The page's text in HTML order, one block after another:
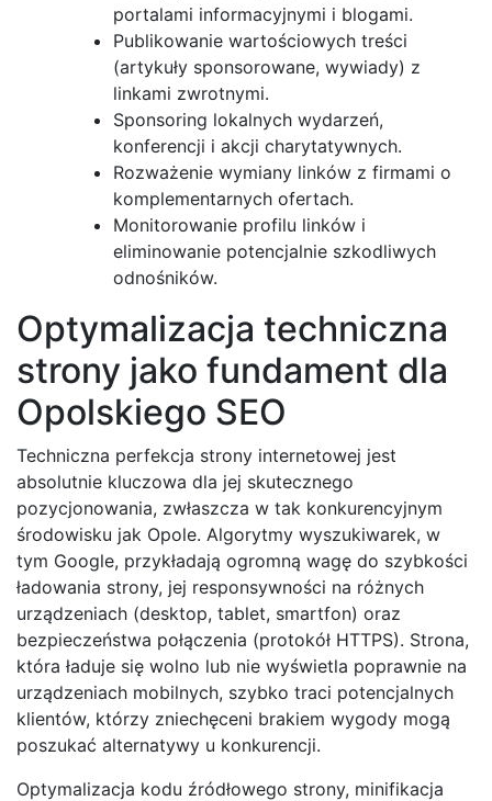
portalami informacyjnymi i blogami.
Publikowanie wartościowych treści
(artykuły sponsorowane, wywiady) z
linkami zwrotnymi.
Sponsoring lokalnych wydarzeń,
konferencji i akcji charytatywnych.
Rozważenie wymiany linków z firmami o
komplementarnych ofertach.
Monitorowanie profilu linków i
eliminowanie potencjalnie szkodliwych
odnośników.
Optymalizacja techniczna
strony jako fundament dla
Opolskiego SEO
Techniczna perfekcja strony internetowej jest
absolutnie kluczowa dla jej skutecznego
pozycjonowania, zwłaszcza w tak konkurencyjnym
środowisku jak Opole. Algorytmy wyszukiwarek, w
tym Google, przykładają ogromną wagę do szybkości
ładowania strony, jej responsywności na różnych
urządzeniach (desktop, tablet, smartfon) oraz
bezpieczeństwa połączenia (protokół HTTPS). Strona,
która ładuje się wolno lub nie wyświetla poprawnie na
urządzeniach mobilnych, szybko traci potencjalnych
klientów, którzy zniechęceni brakiem wygody mogą
poszukać alternatywy u konkurencji.
Optymalizacja kodu źródłowego strony, minifikacja